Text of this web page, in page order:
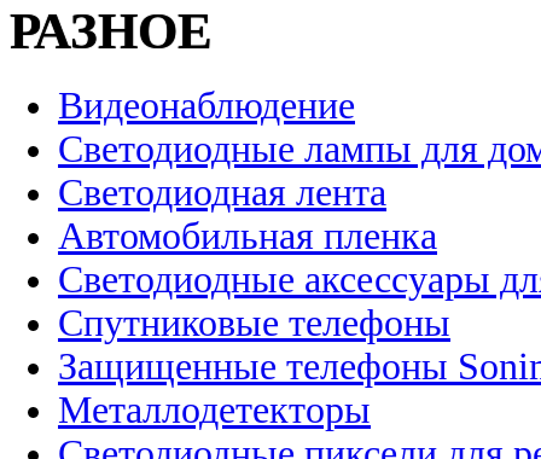
РАЗНОЕ
Видеонаблюдение
Светодиодные лампы для
Светодиодная лента
Автомобильная пленка
Светодиодные аксессуары
Спутниковые телефоны
Защищенные телефоны
Металлодетекторы